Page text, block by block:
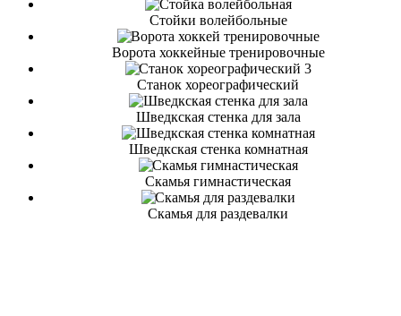
Стойки волейбольные
Ворота хоккейные тренировочные
Станок хореографический
Шведкская стенка для зала
Шведкская стенка комнатная
Скамья гимнастическая
Скамья для раздевалки